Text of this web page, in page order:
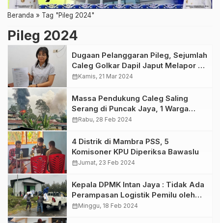
Beranda » Tag "Pileg 2024"
Pileg 2024
Dugaan Pelanggaran Pileg, Sejumlah
Caleg Golkar Dapil Japut Melapor ke
Bawaslu
calendar_monthKamis, 21 Mar 2024
Massa Pendukung Caleg Saling
Serang di Puncak Jaya, 1 Warga
Tewas
calendar_monthRabu, 28 Feb 2024
4 Distrik di Mambra PSS, 5
Komisoner KPU Diperiksa Bawaslu
calendar_monthJumat, 23 Feb 2024
Kepala DPMK Intan Jaya : Tidak Ada
Perampasan Logistik Pemilu oleh
KKB di Hitadipa
calendar_monthMinggu, 18 Feb 2024